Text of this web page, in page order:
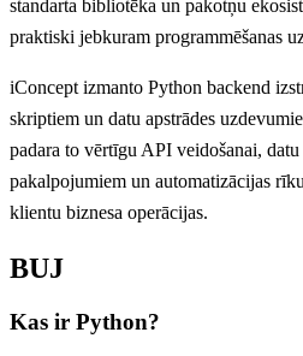
standarta bibliotēka un pakotņu
praktiski jebkuram programmēšanas
iConcept izmanto Python backend
skriptiem un datu apstrādes
padara to vērtīgu API veidošanai,
pakalpojumiem un automatizācijas
klientu biznesa operācijas.
BUJ
Kas ir Python?